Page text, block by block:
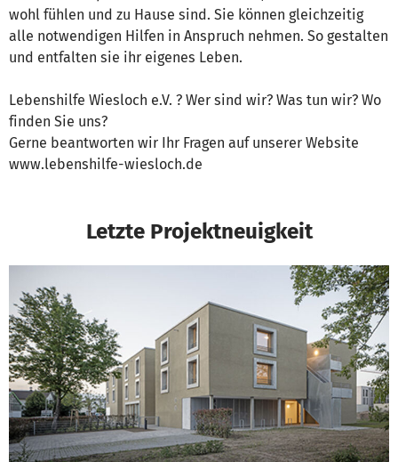
wohl fühlen und zu Hause sind. Sie können gleichzeitig
alle notwendigen Hilfen in Anspruch nehmen. So gestalten
und entfalten sie ihr eigenes Leben.
Lebenshilfe Wiesloch e.V. ? Wer sind wir? Was tun wir? Wo
finden Sie uns?
Gerne beantworten wir Ihr Fragen auf unserer Website
www.lebenshilfe-wiesloch.de
Letzte Projektneuigkeit